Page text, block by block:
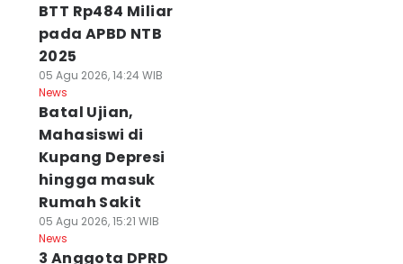
BTT Rp484 Miliar
pada APBD NTB
2025
05 Agu 2026, 14:24 WIB
News
Batal Ujian,
Mahasiswi di
Kupang Depresi
hingga masuk
Rumah Sakit
05 Agu 2026, 15:21 WIB
News
3 Anggota DPRD